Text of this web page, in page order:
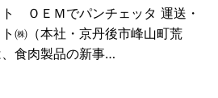
ＯＥＭでパンチェッタ 運送・
㈱（本社・京丹後市峰山町荒
食肉製品の新事…